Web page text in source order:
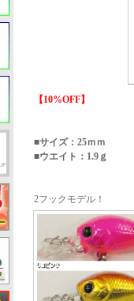
【10%OFF】
■サイズ：25ｍｍ
■ウエイト：1.9ｇ
2フックモデル！